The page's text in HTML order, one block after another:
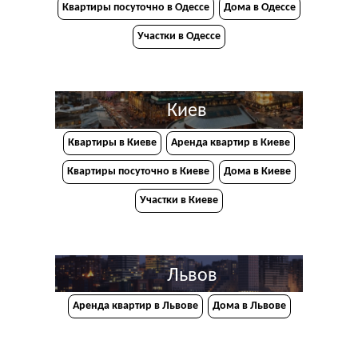
Квартиры посуточно в Одессе Дома в Одессе
Участки в Одессе
Киев
Квартиры в Киеве Аренда квартир в Киеве
Квартиры посуточно в Киеве Дома в Киеве
Участки в Киеве
Львов
Аренда квартир в Львове Дома в Львове